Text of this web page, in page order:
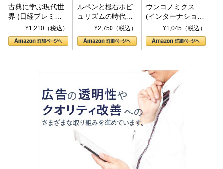
古典に学ぶ現代世
界 (日経プレミア
シリーズ)¥1,210（税込）
ルペンと極右ポピ
ュリズムの時代：
〈ヤヌス〉の二つ
の顔
¥2,750（税込）
ウンコノミクス
(インターナショナ
ル新書)¥1,045（税込）